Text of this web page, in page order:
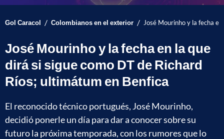
Gol Caracol / Colombianos en el exterior / José Mourinho y la fecha
José Mourinho y la fecha en la que
dirá si sigue como DT de Richard
Ríos; ultimátum en Benfica
El reconocido técnico portugués, José Mourinho,
decidió ponerle un día para dar a conocer sobre su
futuro la próxima temporada, con los rumores que lo